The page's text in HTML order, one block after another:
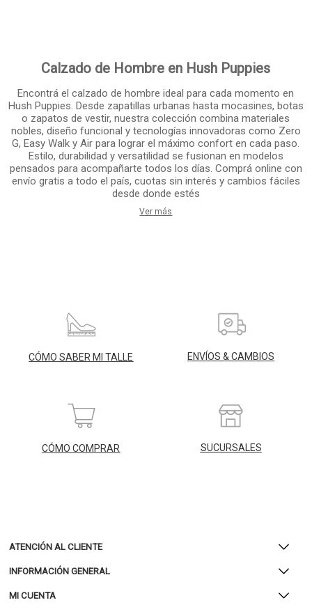
Calzado de Hombre en Hush Puppies
Encontrá el calzado de hombre ideal para cada momento en
Hush Puppies. Desde zapatillas urbanas hasta mocasines, botas
o zapatos de vestir, nuestra colección combina materiales
nobles, diseño funcional y tecnologías innovadoras como Zero
G, Easy Walk y Air para lograr el máximo confort en cada paso.
Estilo, durabilidad y versatilidad se fusionan en modelos
pensados para acompañarte todos los días. Comprá online con
envío gratis a todo el país, cuotas sin interés y cambios fáciles
desde donde estés
Ver más
CÓMO SABER MI TALLE ENVÍOS & CAMBIOS
CÓMO COMPRAR SUCURSALES
ATENCIÓN AL CLIENTE
INFORMACIÓN GENERAL
MI CUENTA